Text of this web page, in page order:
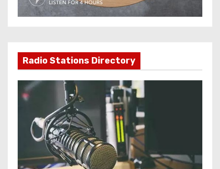
Radio Stations Directory